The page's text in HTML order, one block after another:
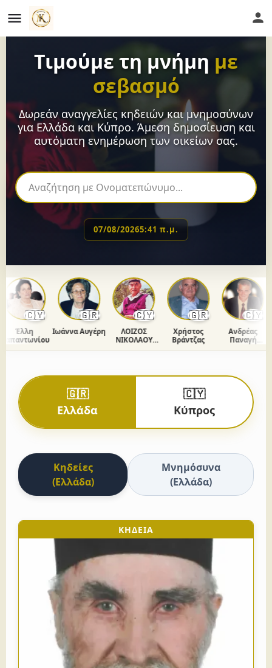
Τιμούμε τη μνήμη με
σεβασμό
Δωρεάν αναγγελίες κηδειών και μνημοσύνων
για Ελλάδα και Κύπρο. Άμεση δημοσίευση και
αυτόματη ενημέρωση των οικείων σας.
07/08/20265:41 π.μ.
🇨🇾
Έλλη
🇬🇷
Ιωάννα Αυγέρη
🇨🇾
ΛΟΙΖΟΣ
ΝΙΚΟΛΑΟΥ
🇬🇷
Χρήστος
Βράντζας
🇨🇾
Ανδρέας
Παναγή
🇬🇷
Ελλάδα
🇨🇾
Κύπρος
Κηδείες
(Ελλάδα)
Μνημόσυνα
(Ελλάδα)
ΚΗΔΕΙΑ